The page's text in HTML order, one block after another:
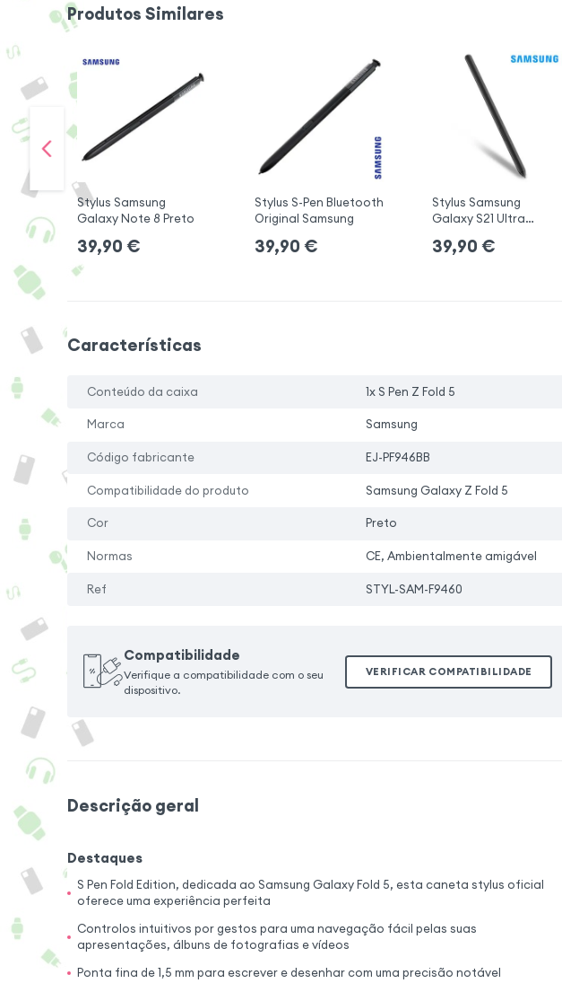
Produtos Similares
Stylus Samsung
Galaxy Note 8 Preto
39,90 €
Stylus S-Pen Bluetooth
Original Samsung
39,90 €
Stylus Samsung
Galaxy S21 Ultra
39,90 €
Características
Conteúdo da caixa 1x S Pen Z Fold 5
Marca Samsung
Código fabricante EJ-PF946BB
Compatibilidade do produto Samsung Galaxy Z Fold 5
Cor Preto
Normas CE, Ambientalmente amigável
Ref STYL-SAM-F9460
Compatibilidade
Verifique a compatibilidade com o seu
dispositivo.
VERIFICAR COMPATIBILIDADE
Descrição geral
Destaques
S Pen Fold Edition, dedicada ao Samsung Galaxy Fold 5, esta caneta stylus oficial
oferece uma experiência perfeita
Controlos intuitivos por gestos para uma navegação fácil pelas suas
apresentações, álbuns de fotografias e vídeos
Ponta fina de 1,5 mm para escrever e desenhar com uma precisão notável